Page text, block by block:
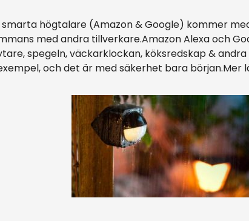
smarta högtalare (Amazon & Google) kommer
med andra tillverkare.Amazon Alexa och
spegeln, väckarklockan, köksredskap &
och det är med säkerhet bara början.Mer